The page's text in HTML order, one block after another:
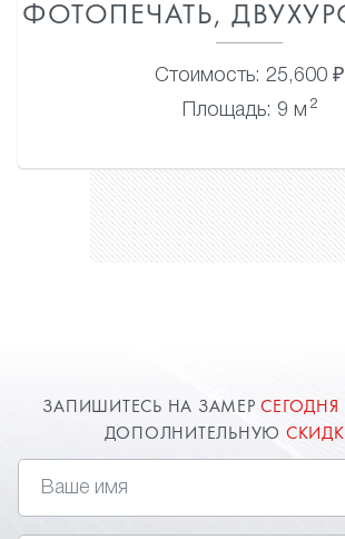
ФОТОПЕЧАТЬ,
Стоимость: 25,600 ₽
Площадь: 9 м 2
ЗАПИШИТЕСЬ НА ЗАМЕРСЕГОДНЯ
ДОПОЛНИТЕЛЬНУЮ